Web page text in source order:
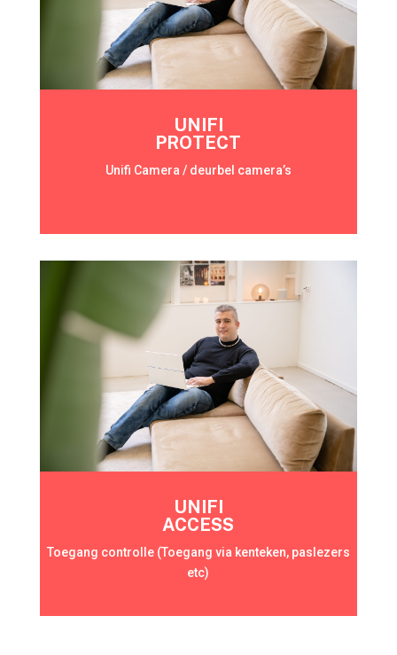
UNIFI
PROTECT
Unifi Camera / deurbel camera’s
UNIFI
ACCESS
Toegang controlle (Toegang via kenteken, paslezers
etc)